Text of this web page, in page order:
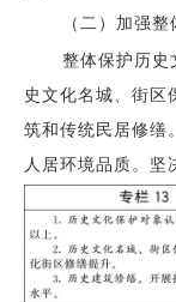
（二）加强整
整体保护历史
史文化名城、街区
筑和传统民居修缮
人居环境品质。坚